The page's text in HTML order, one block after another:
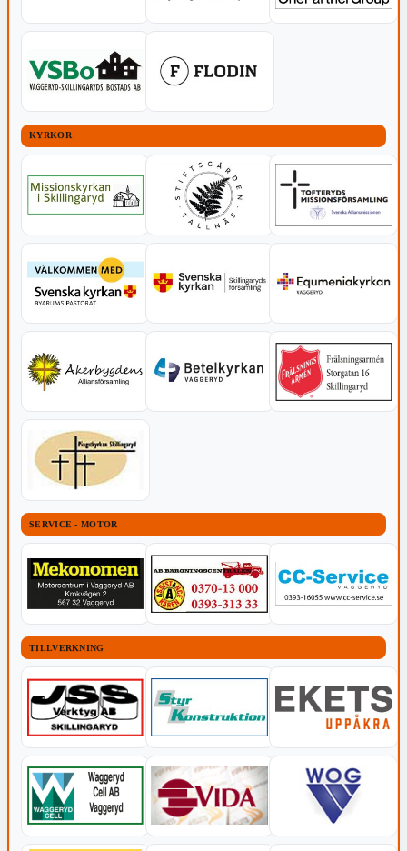
KYRKOR
SERVICE - MOTOR
TILLVERKNING